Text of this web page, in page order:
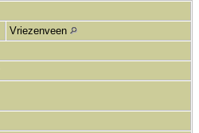
Vriezenveen